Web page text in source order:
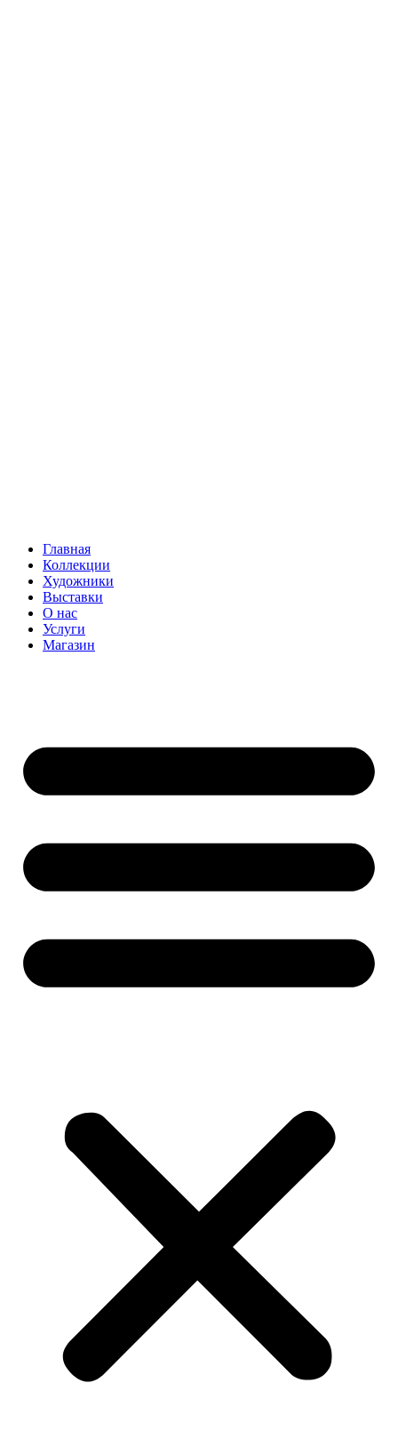
Главная
Коллекции
Художники
Выставки
О нас
Услуги
Магазин